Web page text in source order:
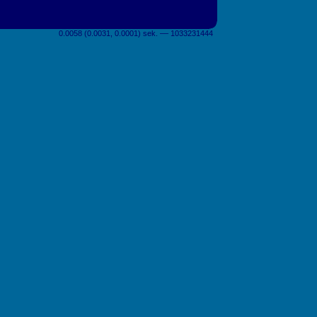
0.0058 (0.0031, 0.0001) sek. –– 1033231444